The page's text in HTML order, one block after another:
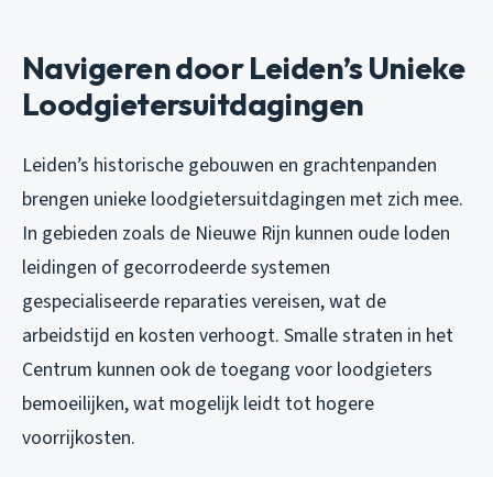
Navigeren door Leiden’s Unieke
Loodgietersuitdagingen
Leiden’s historische gebouwen en grachtenpanden
brengen unieke loodgietersuitdagingen met zich mee.
In gebieden zoals de Nieuwe Rijn kunnen oude loden
leidingen of gecorrodeerde systemen
gespecialiseerde reparaties vereisen, wat de
arbeidstijd en kosten verhoogt. Smalle straten in het
Centrum kunnen ook de toegang voor loodgieters
bemoeilijken, wat mogelijk leidt tot hogere
voorrijkosten.